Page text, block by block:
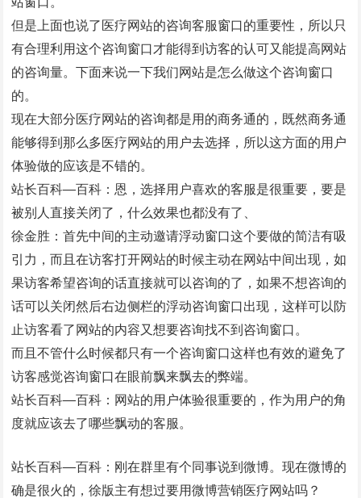
但是上面也说了医疗网站的咨询客服窗口的重要性，所以只
有合理利用这个咨询窗口才能得到访客的认可又能提高网站
的咨询量。下面来说一下我们网站是怎么做这个咨询窗口
的。
现在大部分医疗网站的咨询都是用的商务通的，既然商务通
能够得到那么多医疗网站的用户去选择，所以这方面的用户
体验做的应该是不错的。
站长百科—百科：恩，选择用户喜欢的客服是很重要，要是
被别人直接关闭了，什么效果也都没有了、
徐金胜：首先中间的主动邀请浮动窗口这个要做的简洁有吸
引力，而且在访客打开网站的时候主动在网站中间出现，如
果访客希望咨询的话直接就可以咨询的了，如果不想咨询的
话可以关闭然后右边侧栏的浮动咨询窗口出现，这样可以防
止访客看了网站的内容又想要咨询找不到咨询窗口。
而且不管什么时候都只有一个咨询窗口这样也有效的避免了
访客感觉咨询窗口在眼前飘来飘去的弊端。
站长百科—百科：网站的用户体验很重要的，作为用户的角
度就应该去了哪些飘动的客服。
站长百科—百科：刚在群里有个同事说到微博。现在微博的
确是很火的，徐版主有想过要用微博营销医疗网站吗？